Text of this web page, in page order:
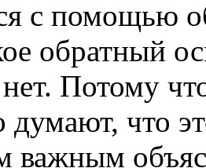
с помощью
обратный
Потому
думают, что
важным